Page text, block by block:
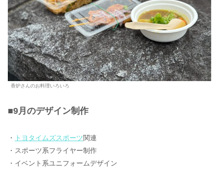
香炉さんのお料理いろいろ
■9月 のデザイン制作
・ トヨタイムズスポーツ関連
・スポーツ系フライヤー制作
・イベント系ユニフォームデザイン